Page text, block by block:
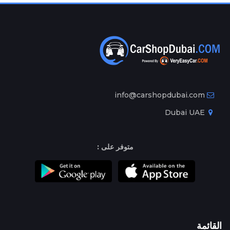
info@carshopdubai.com
متوفر على :
القائمة